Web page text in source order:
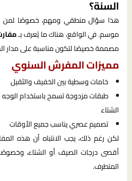
السنة؟
هذا سؤال منطقي ومهم، خصوصًا لمن
موسم. في الواقع، هناك ما يُعرف بـ
مصممة خصيصًا لتكون مناسبة على مدار
مميزات المفرش السنوي
خامات وسطية بين الخفيف والثقيل
طبقات مزدوجة تسمح باستخدام الوجه
الشتاء
تصميم عصري يناسب جميع الأوقات
لكن رغم ذلك، يجب الانتباه أن هذه
أقصى درجات الصيف أو الشتاء،
المتطرف.